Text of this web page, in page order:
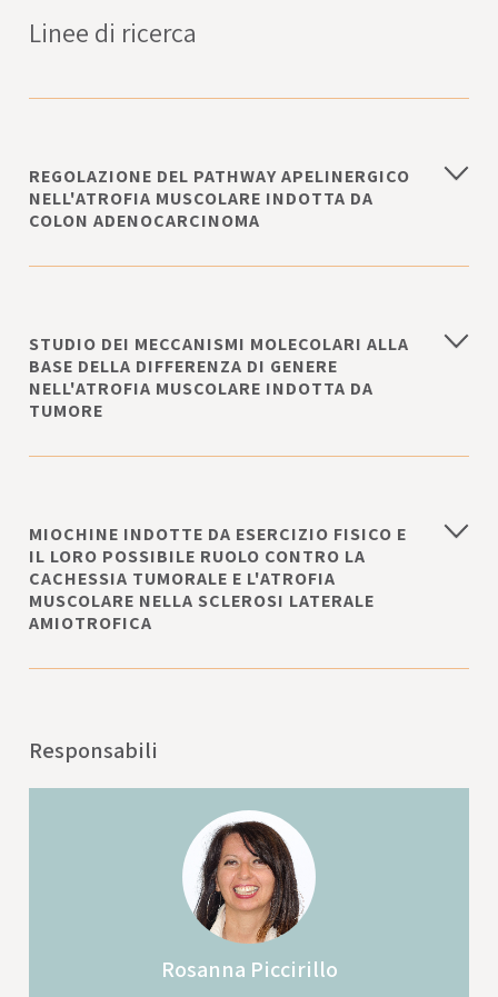
Linee di ricerca
REGOLAZIONE DEL PATHWAY APELINERGICO
NELL'ATROFIA MUSCOLARE INDOTTA DA
COLON ADENOCARCINOMA
STUDIO DEI MECCANISMI MOLECOLARI ALLA
BASE DELLA DIFFERENZA DI GENERE
NELL'ATROFIA MUSCOLARE INDOTTA DA
TUMORE
MIOCHINE INDOTTE DA ESERCIZIO FISICO E
IL LORO POSSIBILE RUOLO CONTRO LA
CACHESSIA TUMORALE E L'ATROFIA
MUSCOLARE NELLA SCLEROSI LATERALE
AMIOTROFICA
Responsabili
Rosanna Piccirillo